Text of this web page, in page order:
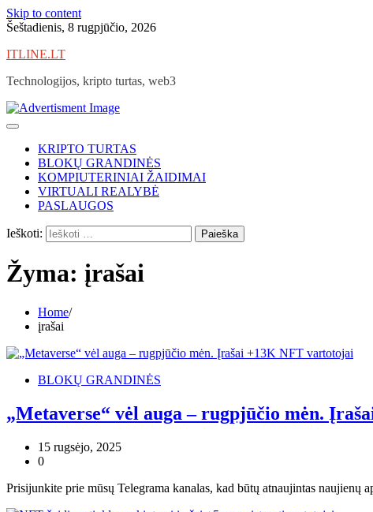
Skip to content
Šeštadienis, 8 rugpjūčio, 2026
ITLINE.LT
Technologijos, kripto turtas, web3
KRIPTO TURTAS
BLOKŲ GRANDINĖS
KOMPIUTERINIAI ŽAIDIMAI
VIRTUALI REALYBĖ
PASLAUGOS
Ieškoti:
Žyma: įrašai
Home
įrašai
BLOKŲ GRANDINĖS
„Metaverse“ vėl auga – rugpjūčio mėn.
15 rugsėjo, 2025
0
Prisijunkite prie mūsų Telegrama kanalas, kad būtų atnaujintas naujienų